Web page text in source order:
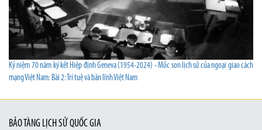
Kỷ niệm 70 năm ký kết Hiệp định Geneva (1954-2024) - Mốc son lịch sử của ngoại giao cách
mạng Việt Nam: Bài 2: Trí tuệ và bản lĩnh Việt Nam
BẢO TÀNG LỊCH SỬ QUỐC GIA